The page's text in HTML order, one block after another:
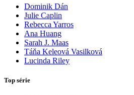
Dominik Dán
Julie Caplin
Rebecca Yarros
Ana Huang
Sarah J. Maas
Táňa Keleová Vasilková
Lucinda Riley
Top série